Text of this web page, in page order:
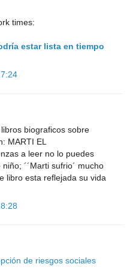
times:
estar lista en tiempo
biograficos sobre
MARTI EL
a leer no lo puedes
´´Marti sufrio´ mucho
libro esta reflejada su vida
de riesgos sociales